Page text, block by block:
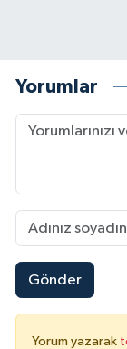
Yorumlar
Gönder
Yorum yazarak